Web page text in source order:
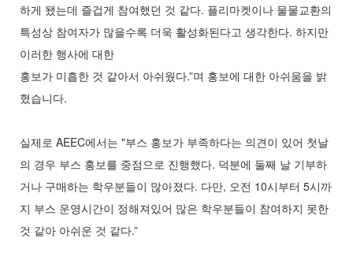
하게 됐는데 즐겁게 참여했던 것 같다. 플리마켓이나 물물교환의
특성상 참여자가 많을수록 더욱 활성화된다고 생각한다. 하지만
이러한 행사에 대한
홍보가 미흡한 것 같아서 아쉬웠다.”며 홍보에 대한 아쉬움을 밝
혔습니다.
실제로 AEEC에서는 "부스 홍보가 부족하다는 의견이 있어 첫날
의 경우 부스 홍보를 중점으로 진행했다. 덕분에 둘째 날 기부하
거나 구매하는 학우분들이 많아졌다. 다만, 오전 10시부터 5시까
지 부스 운영시간이 정해져있어 많은 학우분들이 참여하지 못한
것 같아 아쉬운 것 같다.”